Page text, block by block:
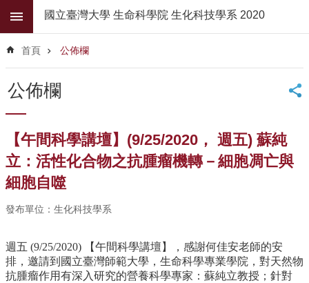
跳到主要內容區塊
階
尋
公
佈
欄
學
系
簡
所
師
資
國立臺灣大學 生命科學院 生化科技學系 2020
首頁 公佈欄
公佈欄
【午間科學講壇】(9/25/2020， 週五) 蘇純
立：活性化合物之抗腫瘤機轉－細胞凋亡與
細胞自噬
發布單位：生化科技學系
週五 (9/25/2020) 【午間科學講壇】，感謝何佳安老師的安
排，邀請到國立臺灣師範大學，生命科學專業學院，對天然物
抗腫瘤作用有深入研究的營養科學專家：蘇純立教授；針對